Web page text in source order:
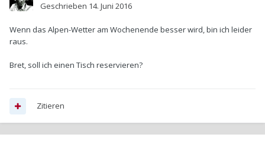
Geschrieben 14. Juni 2016
Wenn das Alpen-Wetter am Wochenende besser wird, bin ich leider
raus.
Bret, soll ich einen Tisch reservieren?
Zitieren